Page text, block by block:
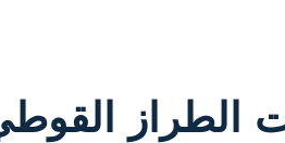
الطراز